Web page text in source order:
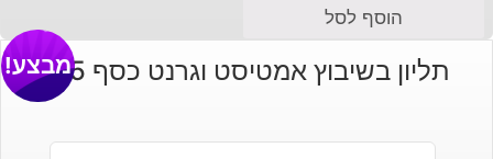
הוסף לסל
תליון בשיבוץ אמטיסט וגרנט כסף 925 מבצע!